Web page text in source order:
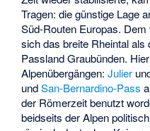
Tragen: die günstige Lage
Süd-Routen Europas.
sich das breite Rheintal
Passland Graubünden.
Alpenübergängen:Julier
undSan-Bernardino-Pass
der Römerzeit benutzt
beidseits der Alpen